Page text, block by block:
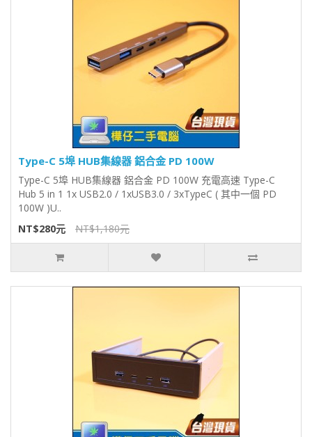
Type-C 5埠 HUB集線器 鋁合金 PD 100W
Type-C 5埠 HUB集線器 鋁合金 PD 100W 充電高速 Type-C
Hub 5 in 1 1x USB2.0 / 1xUSB3.0 / 3xTypeC ( 其中一個 PD
100W )U..
NT$280元
NT$1,180元